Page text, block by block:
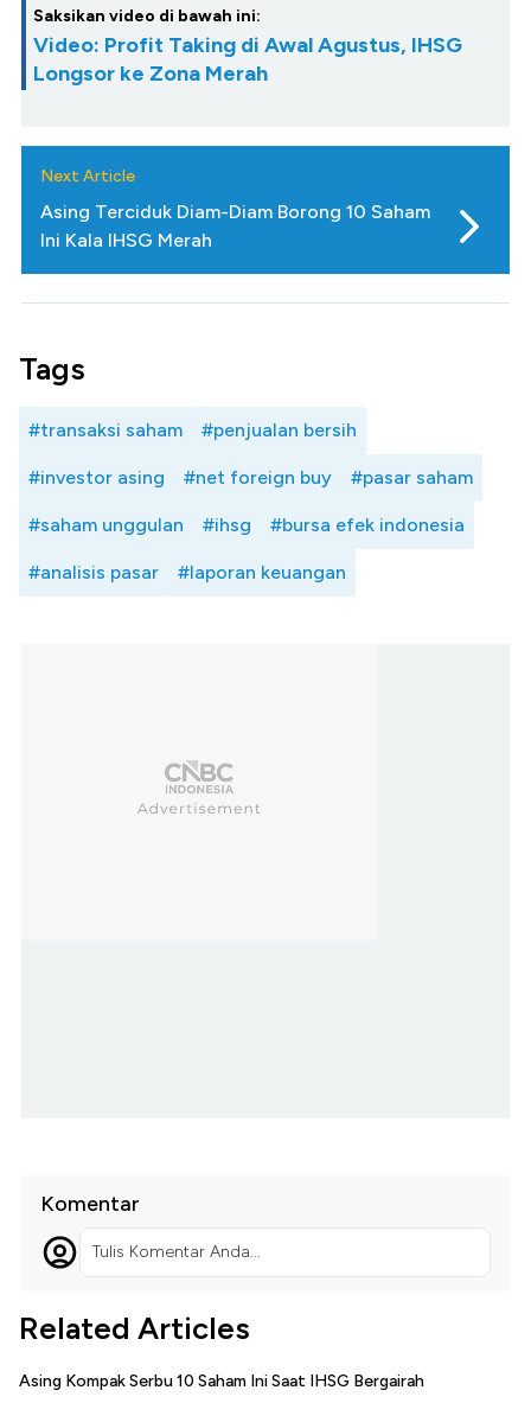
Saksikan video di bawah ini:
Video: Profit Taking di Awal Agustus, IHSG
Longsor ke Zona Merah
Next Article
Asing Terciduk Diam-Diam Borong 10 Saham
Ini Kala IHSG Merah
Tags
#transaksi saham #penjualan bersih
#investor asing #net foreign buy #pasar saham
#saham unggulan #ihsg #bursa efek indonesia
#analisis pasar #laporan keuangan
Komentar
Tulis Komentar Anda...
Related Articles
Asing Kompak Serbu 10 Saham Ini Saat IHSG Bergairah